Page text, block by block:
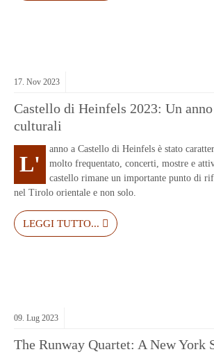
17. Nov 2023
Castello di Heinfels 2023: Un
culturali
L'
anno a Castello di Heinfels è stato
molto frequentato, concerti, mostre e
castello rimane un importante punto di
nel Tirolo orientale e non solo.
LEGGI TUTTO...
09. Lug 2023
The Runway Quartet: A New York